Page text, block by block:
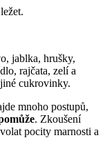
jablka, hrušky,
rajčata, zelí a
cukrovinky.
mnoho postupů,
. Zkoušení
pocity marnosti a